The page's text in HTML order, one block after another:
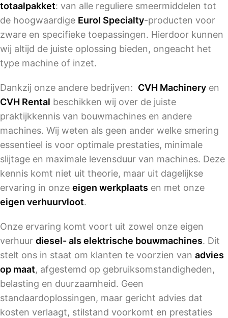
totaalpakket: van alle reguliere smeermiddelen tot
de hoogwaardige Eurol Specialty-producten voor
zware en specifieke toepassingen. Hierdoor kunnen
wij altijd de juiste oplossing bieden, ongeacht het
type machine of inzet.
Dankzij onze andere bedrijven: CVH Machinery en
CVH Rental beschikken wij over de juiste
praktijkkennis van bouwmachines en andere
machines. Wij weten als geen ander welke smering
essentieel is voor optimale prestaties, minimale
slijtage en maximale levensduur van machines. Deze
kennis komt niet uit theorie, maar uit dagelijkse
ervaring in onze eigen werkplaats en met onze
eigen verhuurvloot.
Onze ervaring komt voort uit zowel onze eigen
verhuur diesel- als elektrische bouwmachines. Dit
stelt ons in staat om klanten te voorzien van advies
op maat, afgestemd op gebruiksomstandigheden,
belasting en duurzaamheid. Geen
standaardoplossingen, maar gericht advies dat
kosten verlaagt, stilstand voorkomt en prestaties